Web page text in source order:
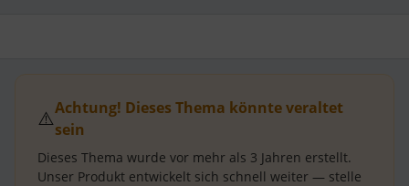
⚠️Achtung! Dieses Thema könnte veraltet
sein
Dieses Thema wurde vor mehr als 3 Jahren erstellt.
Unser Produkt entwickelt sich schnell weiter — stelle